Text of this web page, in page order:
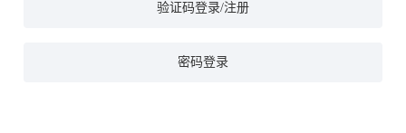
验证码登录/注册
密码登录